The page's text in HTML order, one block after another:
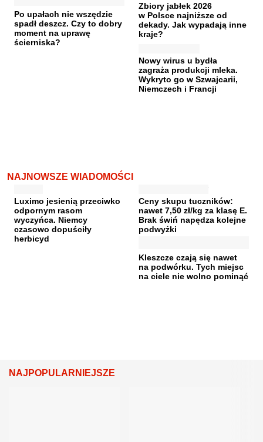
Po upałach nie wszędzie
spadł deszcz. Czy to dobry
moment na uprawę
ścierniska?
Zbiory jabłek 2026
w Polsce najniższe od
dekady. Jak wypadają inne
kraje?
Nowy wirus u bydła
zagraża produkcji mleka.
Wykryto go w Szwajcarii,
Niemczech i Francji
NAJNOWSZE WIADOMOŚCI
Luximo jesienią przeciwko
odpornym rasom
wyczyńca. Niemcy
czasowo dopuściły
herbicyd
Ceny skupu tuczników:
nawet 7,50 zł/kg za klasę E.
Brak świń napędza kolejne
podwyżki
Kleszcze czają się nawet
na podwórku. Tych miejsc
na ciele nie wolno pominąć
NAJPOPULARNIEJSZE